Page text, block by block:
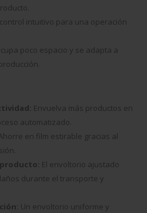
intuitivo para una operación
poco espacio y se adapta a
Envuelva más productos en
automatizado.
en film estirable gracias al
El envoltorio ajustado
durante el transporte y
Un envoltorio uniforme y